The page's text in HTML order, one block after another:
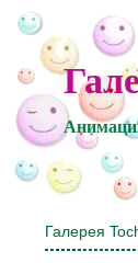
Галерея